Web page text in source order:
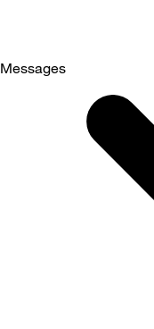
Messages